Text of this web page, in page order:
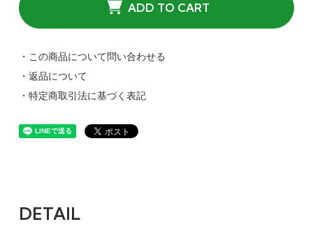
ADD TO CART
・この商品について問い合わせる
・返品について
・特定商取引法に基づく表記
DETAIL